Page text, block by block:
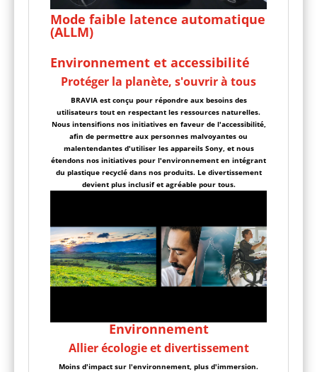
Mode faible latence automatique
(ALLM)
Environnement et accessibilité
Protéger la planète, s'ouvrir à tous
BRAVIA est conçu pour répondre aux besoins des
utilisateurs tout en respectant les ressources naturelles.
Nous intensifions nos initiatives en faveur de l'accessibilité,
afin de permettre aux personnes malvoyantes ou
malentendantes d'utiliser les appareils Sony, et nous
étendons nos initiatives pour l'environnement en intégrant
du plastique recyclé dans nos produits. Le divertissement
devient plus inclusif et agréable pour tous.
Environnement
Allier écologie et divertissement
Moins d'impact sur l'environnement, plus d'immersion.